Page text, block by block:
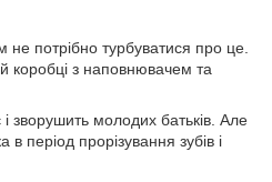
потрібно турбуватися про це.
коробці з наповнювачем та
і зворушить молодих батьків. Але
період прорізування зубів і